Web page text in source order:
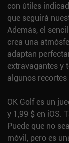
con útiles
que seguirá
Además, el
crea una
adaptan
extravagantes y
algunos
OK Golf es un
y 1,99 $ en iOS.
Puede que no
móvil, pero es